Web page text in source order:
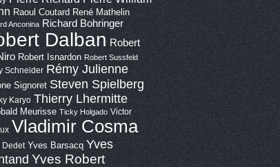
Raoul Coutard René Mathelin
Anconina Richard Bohringer
Dalban Robert
Robert Isnardon Robert Sussfeld
Schneider Rémy Julienne
Signoret Steven Spielberg
Karyo Thierry Lhermitte
Meurisse Ticky Holgado Victor
Vladimir Cosma
Dedet Yves Barsacq Yves
Yves Robert